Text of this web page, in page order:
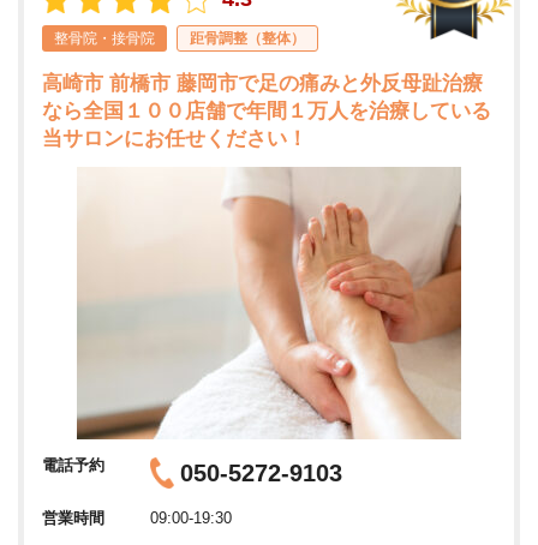
整骨院・接骨院 距骨調整（整体）
高崎市 前橋市 藤岡市で足の痛みと外反母趾治療
なら全国１００店舗で年間１万人を治療している
当サロンにお任せください！
電話予約 050-5272-9103
営業時間 09:00-19:30